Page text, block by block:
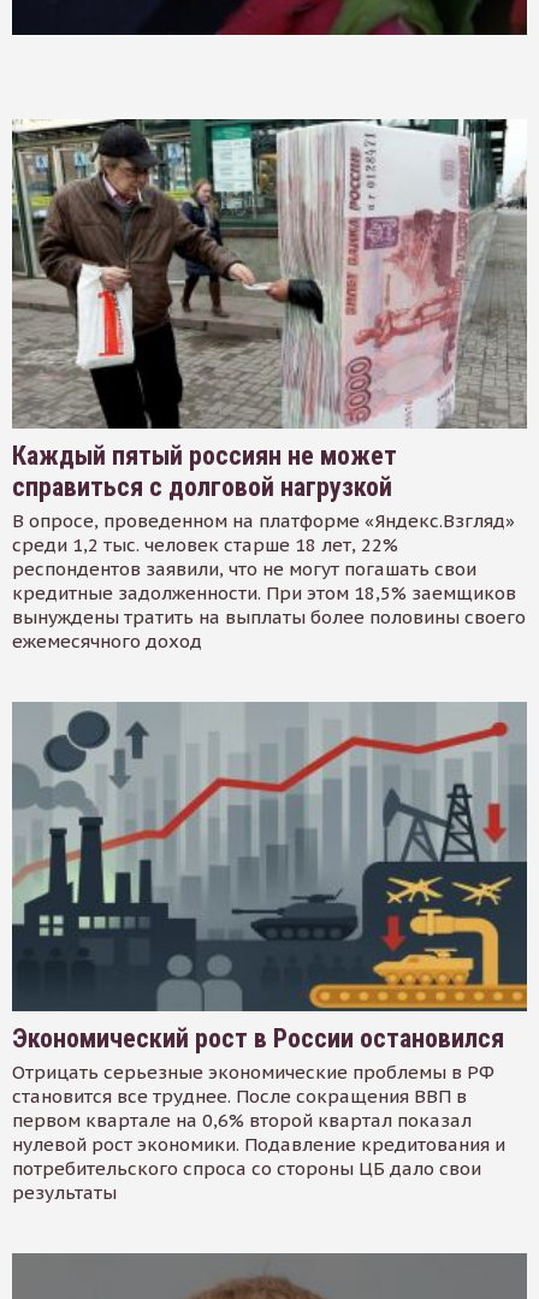
Каждый пятый россиян не может
справиться с долговой нагрузкой
В опросе, проведенном на платформе «Яндекс.Взгляд»
среди 1,2 тыс. человек старше 18 лет, 22%
респондентов заявили, что не могут погашать свои
кредитные задолженности. При этом 18,5% заемщиков
вынуждены тратить на выплаты более половины своего
ежемесячного доход
Экономический рост в России остановился
Отрицать серьезные экономические проблемы в РФ
становится все труднее. После сокращения ВВП в
первом квартале на 0,6% второй квартал показал
нулевой рост экономики. Подавление кредитования и
потребительского спроса со стороны ЦБ дало свои
результаты